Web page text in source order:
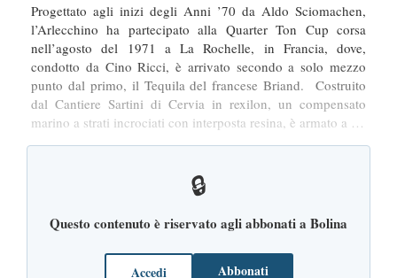
Progettato agli inizi degli Anni ’70 da Aldo Sciomachen,
l’Arlecchino ha partecipato alla Quarter Ton Cup corsa
nell’agosto del 1971 a La Rochelle, in Francia, dove,
condotto da Cino Ricci, è arrivato secondo a solo mezzo
punto dal primo, il Tequila del francese Briand. Costruito
dal Cantiere Sartini di Cervia in rexilon, un compensato
marino a strati incrociati con interposta resina, è armato a …
🔒
Questo contenuto è riservato agli abbonati a Bolina
Accedi Abbonati